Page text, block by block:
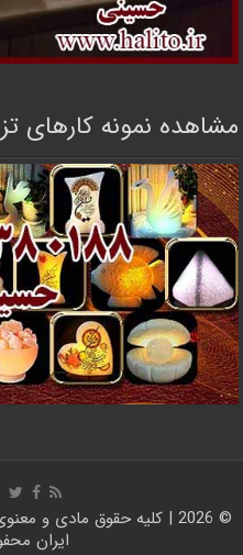
مشاهده نمونه کارهای
© 2026 | کلیه حقوق مادی و معنوی برای سایت
ایران